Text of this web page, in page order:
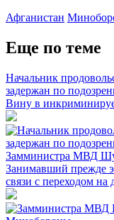
Афганистан
Еще по теме
Начальник
задержан по
Вину в
Замминистра МВД
Занимавший прежде
связи с переходом на